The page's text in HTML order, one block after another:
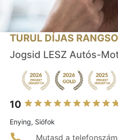
TURUL DÍJAS
Jogsid LESZ Autós-
10
Enying, Siófok
Mutasd a